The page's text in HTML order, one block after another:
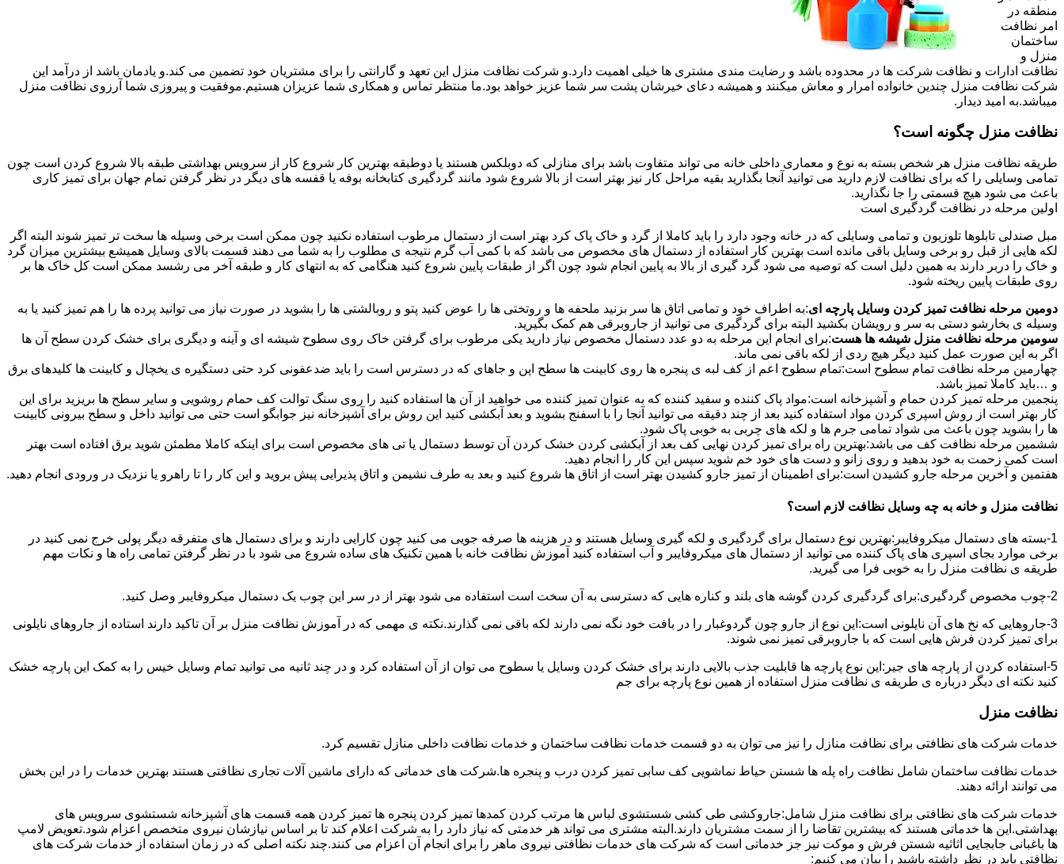
منطقه در
امر نظافت
ساختمان
منزل و
نظافت ادارات و نظافت شرکت ها در محدوده باشد و رضایت مندی مشتری ها خیلی اهمیت دارد.و شرکت نظافت منزل این تعهد و گارانتی را برای مشتریان خود تضمین می کند.و یادمان باشد از درآمد این
شرکت نظافت منزل چندین خانواده امرار و معاش میکنند و همیشه دعای خیرشان پشت سر شما عزیز خواهد بود.ما منتظر تماس و همکاری شما عزیزان هستیم.موفقیت و پیروزی شما آرزوی نظافت منزل
میباشد.به امید دیدار.
نظافت منزل چگونه است؟
طریقه نظافت منزل هر شخص بسته به نوع و معماری داخلی خانه می تواند متفاوت باشد برای منازلی که دوبلکس هستند یا دوطبقه بهترین کار شروع کار از سرویس بهداشتی طبقه بالا شروع کردن است چون
تمامی وسایلی را که برای نظافت لازم دارید می توانید آنجا بگذارید بقیه مراحل کار نیز بهتر است از بالا شروع شود مانند گردگیری کتابخانه بوفه یا قفسه های دیگر در نظر گرفتن تمام جهان برای تمیز کاری
باعث می شود هیچ قسمتی را جا نگذارید.
اولین مرحله در نظافت گردگیری است
مبل صندلی تابلوها تلوزیون و تمامی وسایلی که در خانه وجود دارد را باید کاملا از گرد و خاک پاک کرد بهتر است از دستمال مرطوب استفاده نکنید چون ممکن است برخی وسیله ها سخت تر تمیز شوند البته اگر
لکه هایی از قبل رو برخی وسایل باقی مانده است بهترین کار استفاده از دستمال های مخصوص می باشد که با کمی آب گرم نتیجه ی مطلوب را به شما می دهند قسمت بالای وسایل همیشع بیشترین میزان گرد
و خاک را دربر دارند به همین دلیل است که توصیه می شود گرد گیری از بالا به پایین انجام شود چون اگر از طبقات پایین شروع کنید هنگامی که به انتهای کار و طبقه آخر می رشسد ممکن است کل خاک ها بر
روی طبقات پایین ریخته شود.
دومین مرحله نظافت تمیز کردن وسایل پارچه ای:به اطراف خود و تمامی اتاق ها سر بزنید ملحفه ها و روتختی ها را عوض کنید پتو و روبالشتی ها را بشوید در صورت نیاز می توانید پرده ها را هم تمیز کنید یا به
وسیله ی بخارشو دستی به سر و رویشان بکشید البته برای گردگیری می توانید از جاروبرقی هم کمک بگیرید.
سومین مرحله نظافت منزل شیشه ها هست:برای انجام این مرحله به دو عدد دستمال مخصوص نیاز دارید یکی مرطوب برای گرفتن خاک روی سطوح شیشه ای و آینه و دیگری برای خشک کردن سطح آن ها
اگر به این صورت عمل کنید دیگر هیچ ردی از لکه باقی نمی ماند.
چهارمین مرحله نظافت تمام سطوح است:تمام سطوح اعم از کف لبه ی پنجره ها روی کابینت ها سطح اپن و جاهای که در دسترس است را باید ضدعفونی کرد حتی دستگیره ی یخچال و کابینت ها کلیدهای برق
و …باید کاملا تمیز باشد.
پنجمین مرحله تمیز کردن حمام و آشپزخانه است:مواد پاک کننده و سفید کننده که به عنوان تمیز کننده می خواهید از آن ها استفاده کنید را روی سنگ توالت کف حمام روشویی و سایر سطح ها بریزید برای این
کار بهتر است از روش اسپری کردن مواد استفاده کنید بعد از چند دقیقه می توانید آنجا را با اسفنج بشوید و بعد آبکشی کنید این روش برای آشپزخانه نیز جوابگو است حتی می توانید داخل و سطح بیرونی کابینت
ها را بشوید چون باعث می شواد تمامی جرم ها و لکه های چربی به خوبی پاک شود.
ششمین مرحله نظافت کف می باشد:بهترین راه برای تمیز کردن نهایی کف بعد از آبکشی کردن خشک کردن آن توسط دستمال یا تی های مخصوص است برای اینکه کاملا مطمئن شوید برق افتاده است بهتر
است کمی زحمت به خود بدهید و روی زانو و دست های خود خم شوید سپس این کار را انجام دهید.
هفتمین و آخرین مرحله جارو کشیدن است:برای اطمینان از تمیز جارو کشیدن بهتر است از اتاق ها شروع کنید و بعد به طرف نشیمن و اتاق پذیرایی پیش بروید و این کار را تا راهرو یا نزدیک در ورودی انجام دهید.
نظافت منزل و خانه به چه وسایل نظافت لازم است؟
1-بسته های دستمال میکروفایبر:بهترین نوع دستمال برای گردگیری و لکه گیری وسایل هستند و در هزینه ها صرفه جویی می کنید چون کارایی دارند و برای دستمال های متفرقه دیگر پولی خرج نمی کنید در
برخی موارد بجای اسپری های پاک کننده می توانید از دستمال های میکروفایبر و آب استفاده کنید آموزش نظافت خانه با همین تکنیک های ساده شروع می شود با در نظر گرفتن تمامی راه ها و نکات مهم
طریقه ی نظافت منزل را به خوبی فرا می گیرید.
2-چوب مخصوص گردگیری:برای گردگیری کردن گوشه های بلند و کناره هایی که دسترسی به آن سخت است استفاده می شود بهتر از در سر این چوب یک دستمال میکروفایبر وصل کنید.
3-جاروهایی که نخ های آن نایلونی است:این نوع از جارو چون گردوغبار را در بافت خود نگه نمی دارند لکه باقی نمی گذارند.نکته ی مهمی که در آموزش نظافت منزل بر آن تاکید دارند استاده از جاروهای نایلونی
برای تمیز کردن فرش هایی است که با جاروبرقی تمیز نمی شوند.
5-استفاده کردن از پارچه های جیر:این نوع پارچه ها قابلیت جذب بالایی دارند برای خشک کردن وسایل یا سطوح می توان از آن استفاده کرد و در چند ثانیه می توانید تمام وسایل خیس را به کمک این پارچه خشک
کنید نکته ای دیگر درباره ی طریقه ی نظافت منزل استفاده از همین نوع پارچه برای جم
نظافت منزل
خدمات شرکت های نظافتی برای نظافت منازل را نیز می توان به دو قسمت خدمات نظافت ساختمان و خدمات نظافت داخلی منازل تقسیم کرد.
خدمات نظافت ساختمان شامل نظافت راه پله ها شستن حیاط نماشویی کف سابی تمیز کردن درب و پنجره ها.شرکت های خدماتی که دارای ماشین آلات تجاری نظافتی هستند بهترین خدمات را در این بخش
می توانند ارائه دهند.
خدمات شرکت های نظافتی برای نظافت منزل شامل:جاروکشی طی کشی شستشوی لباس ها مرتب کردن کمدها تمیز کردن پنجره ها تمیز کردن همه قسمت های آشپزخانه شستشوی سرویس های
بهداشتی.این ها خدماتی هستند که بیشترین تقاضا را از سمت مشتریان دارند.البته مشتری می تواند هر خدمتی که نیاز دارد را به شرکت اعلام کند تا بر اساس نیازشان نیروی متخصص اعزام شود.تعویض لامپ
ها باغبانی جابجایی اثاثیه شستن فرش و موکت نیز جز خدماتی است که شرکت های خدمات نظافتی نیروی ماهر را برای انجام آن اعزام می کنند.چند نکته اصلی که در زمان استفاده از خدمات شرکت های
نظافتی باید در نظر داشته باشید را بیان می کنیم: